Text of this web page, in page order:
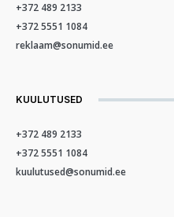
+372 489 2133
+372 5551 1084
reklaam@sonumid.ee
KUULUTUSED
+372 489 2133
+372 5551 1084
kuulutused@sonumid.ee